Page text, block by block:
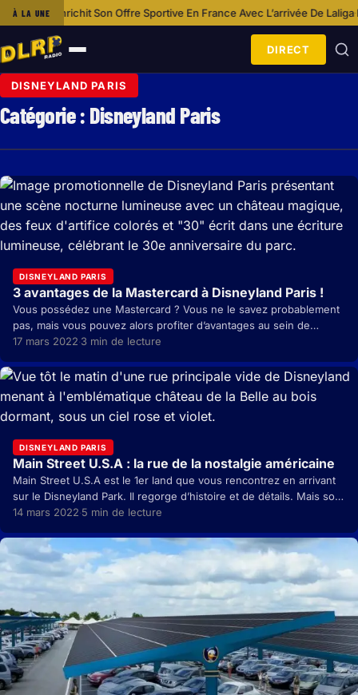
À LA UNE
Son Offre Sportive En France Avec L’arrivée De Laliga·Idée Shopping
Ouvrir
le
menu
DIRECT
DISNEYLAND PARIS
Catégorie : Disneyland Paris
DISNEYLAND PARIS
3 avantages de la Mastercard à Disneyland Paris !
Vous possédez une Mastercard ? Vous ne le savez probablement
pas, mais vous pouvez alors profiter d’avantages au sein de
Disneyland Paris. Petit aperçu… Il…
17 mars 2022·3 min de lecture
DISNEYLAND PARIS
Main Street U.S.A : la rue de la nostalgie américaine
Main Street U.S.A est le 1er land que vous rencontrez en arrivant
sur le Disneyland Park. Il regorge d’histoire et de détails. Mais son
nom…
14 mars 2022·5 min de lecture